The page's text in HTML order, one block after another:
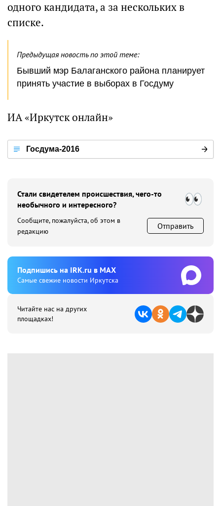
одного кандидата, а за нескольких в
списке.
Предыдущая новость по этой теме:
Бывший мэр Балаганского района планирует
принять участие в выборах в Госдуму
ИА «Иркутск онлайн»
Госдума-2016
Стали свидетелем происшествия, чего-то
необычного и интересного?
Сообщите, пожалуйста, об этом в
редакцию
Отправить
Подпишиcь на IRK.ru в MAX
Cамые свежие новости Иркутска
Читайте нас на других
площадках!